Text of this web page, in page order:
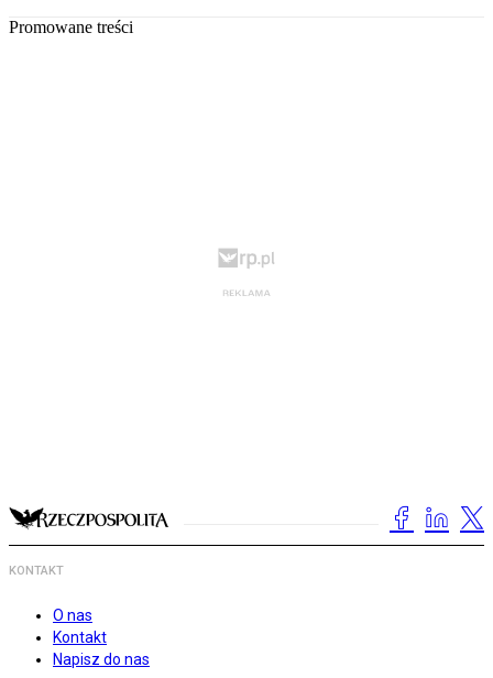
Promowane treści
KONTAKT
O nas
Kontakt
Napisz do nas